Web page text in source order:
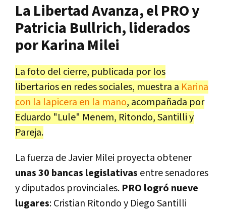
La Libertad Avanza, el PRO y
Patricia Bullrich, liderados
por Karina Milei
La foto del cierre, publicada por los
libertarios en redes sociales, muestra a Karina
con la lapicera en la mano, acompañada por
Eduardo "Lule" Menem, Ritondo, Santilli y
Pareja.
La fuerza de Javier Milei proyecta obtener
unas 30 bancas legislativas entre senadores
y diputados provinciales. PRO logró nueve
lugares: Cristian Ritondo y Diego Santilli